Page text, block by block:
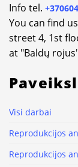
Info tel.
You can find
street 4, 1st
at "Baldų
Visi darbai
Reprodukcijos
Reprodukcijos